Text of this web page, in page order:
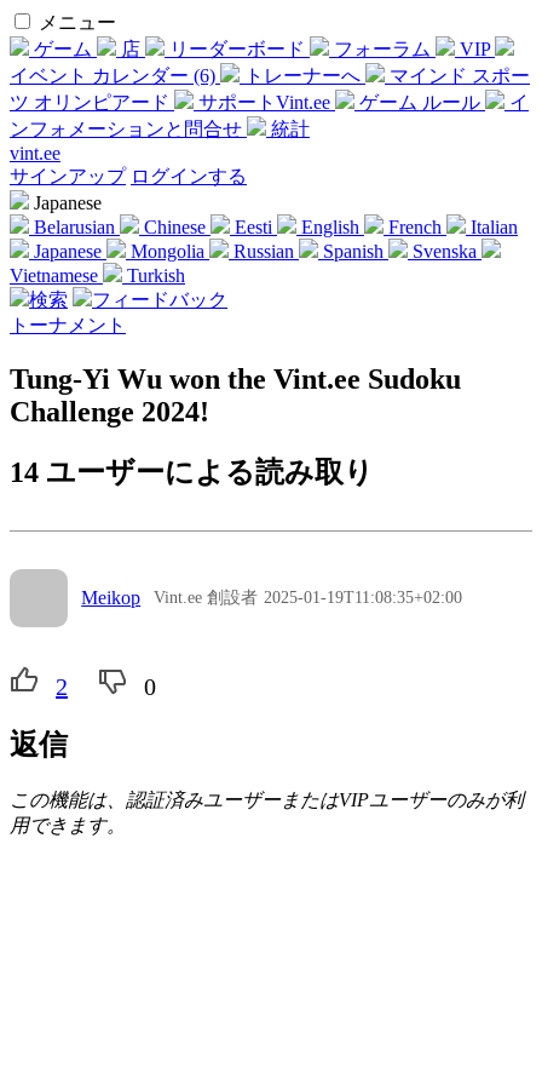
メニュー
ゲーム
店 リーダーボード フォーラム
VIP
イベント カレンダー (6)
トレーナーへ
マインド スポー
ツ オリンピアード
サポートVint.ee ゲーム ルール
イ
ンフォメーションと問合せ
統計
vint.ee
サインアップ ログインする
Japanese
Belarusian
Chinese Eesti English French
Italian
Japanese
Mongolia Russian Spanish
Svenska
Vietnamese
Turkish
検索
フィードバック
トーナメント
Tung-Yi Wu won the Vint.ee Sudoku
Challenge 2024!
14 ユーザーによる読み取り
Meikop Vint.ee 創設者 2025-01-19T11:08:35+02:00
2 0
返信
この機能は、認証済みユーザーまたはVIPユーザーのみが利
用できます。